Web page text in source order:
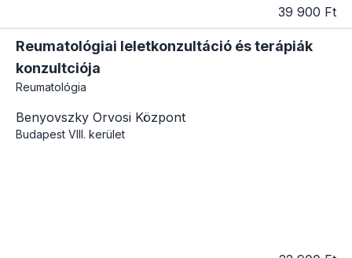
39 900 Ft
Reumatológiai leletkonzultáció és terápiák
konzultciója
Reumatológia
Benyovszky Orvosi Központ
Budapest VIII. kerület